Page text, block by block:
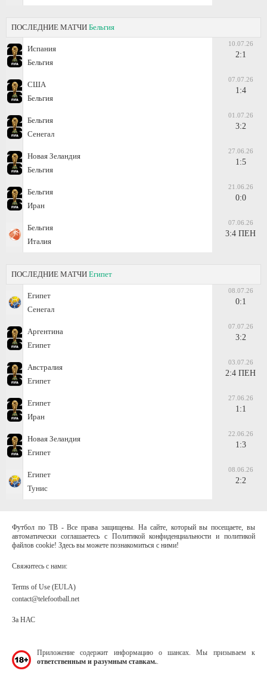
ПОСЛЕДНИЕ МАТЧИ Бельгия
Испания
Бельгия
10.07.26
2:1
США
Бельгия
07.07.26
1:4
Бельгия
Сенегал
01.07.26
3:2
Новая Зеландия
Бельгия
27.06.26
1:5
Бельгия
Иран
21.06.26
0:0
Бельгия
Италия
07.06.26
3:4 ПЕН
ПОСЛЕДНИЕ МАТЧИ Египет
Египет
Сенегал
08.07.26
0:1
Аргентина
Египет
07.07.26
3:2
Австралия
Египет
03.07.26
2:4 ПЕН
Египет
Иран
27.06.26
1:1
Новая Зеландия
Египет
22.06.26
1:3
Египет
Тунис
08.06.26
2:2
Футбол по ТВ - Все права защищены. На сайте, который вы посещаете, вы
автоматически соглашаетесь с Политикой конфиденциальности и политикой
файлов cookie! Здесь вы можете познакомиться с ними!
Свяжитесь с нами:
Terms of Use (EULA)
contact@telefootball.net
За НАС
Приложение содержит информацию о шансах. Мы призываем к
ответственным и разумным ставкам.